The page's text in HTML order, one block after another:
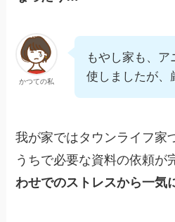
かつての私
もやし家も、ア
使しましたが
我が家ではタウンライフ家
うちで必要な資料の依頼が
わせでのストレスから一気